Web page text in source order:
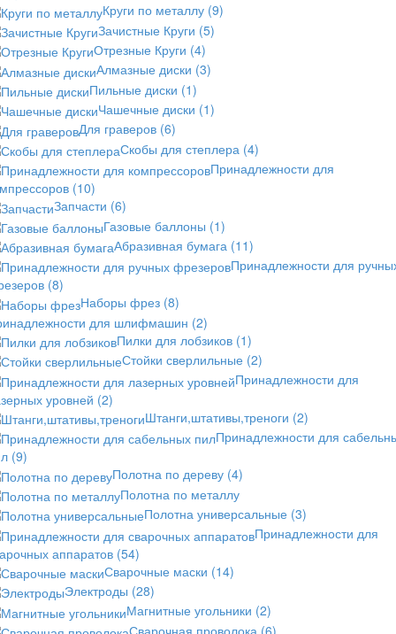
Круги по металлу (9)
Зачистные Круги (5)
Отрезные Круги (4)
Алмазные диски (3)
Пильные диски (1)
Чашечные диски (1)
Для граверов (6)
Скобы для степлера (4)
Принадлежности для
(10)
Запчасти (6)
Газовые баллоны (1)
Абразивная бумага (11)
Принадлежности для
(8)
Наборы фрез (8)
для шлифмашин (2)
Пилки для лобзиков (1)
Стойки сверлильные (2)
Принадлежности для
уровней (2)
Штанги,штативы,треноги (2)
Принадлежности для
(9)
Полотна по дереву (4)
Полотна по металлу
Полотна универсальные (3)
Принадлежности для
аппаратов (54)
Сварочные маски (14)
Электроды (28)
Магнитные угольники (2)
Сварочная проволока (6)